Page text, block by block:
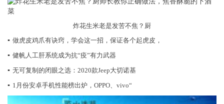
炸花生米老是发苦不焦？厨
▪ 做虎皮鸡爪有诀窍，学会这一招，保证各个起虎皮，
▪ 健帆人工肝系统成为抗“疫”有力武器
▪ 无可复制的闭眼之选：2020款Jeep大切诺基
▪ 1月份安卓手机性能榜出炉，OPPO、vivo“